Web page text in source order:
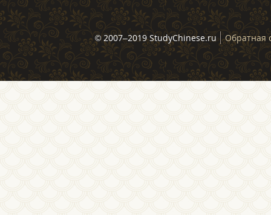
© 2007–2019 StudyChinese.ru Обратная